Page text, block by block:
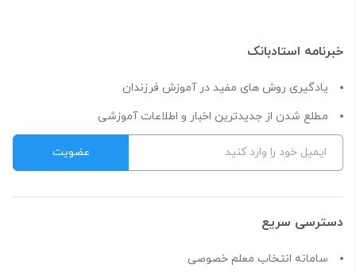
خبرنامه استادبانک
یادگیری روش های مفید در آموزش فرزندان
مطلع شدن از جدیدترین اخبار و اطلاعات آموزشی
دسترسی سریع
سامانه انتخاب معلم خصوصی